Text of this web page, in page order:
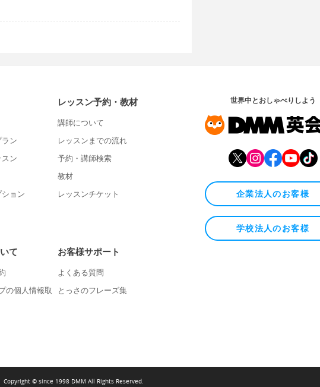
ン
ン
ョン
レッスン予約・教材
講師について
レッスンまでの流れ
予約・講師検索
教材
レッスンチケット
て
の個人情報取
お客様サポート
よくある質問
とっさのフレーズ集
世界中とおしゃべりしよう
企業法人のお客様
学校法人のお客様
Copyright © since 1998 DMM All Rights Reserved.